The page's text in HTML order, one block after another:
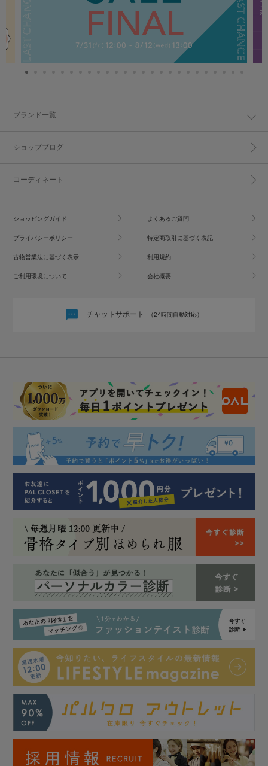
ブランド一覧
ショップブログ
コーディネート
ショッピングガイド よくあるご質問
プライバシーポリシー 特定商取引に基づく表記
古物営業法に基づく表示 利用規約
ご利用環境について 会社概要
チャットサポート （24時間自動対応）